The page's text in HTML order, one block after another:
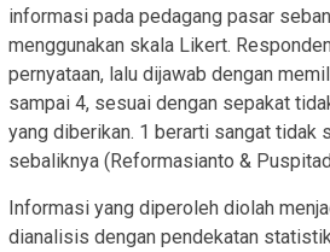
informasi pada pedagang pasar
menggunakan skala Likert.
pernyataan, lalu dijawab dengan
sampai 4, sesuai dengan sepakat
yang diberikan. 1 berarti sangat tidak
sebaliknya (Reformasianto &
Informasi yang diperoleh diolah
dianalisis dengan pendekatan